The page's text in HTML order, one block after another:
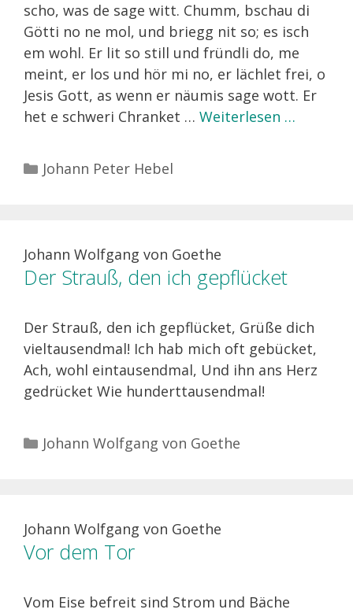
scho, was de sage witt. Chumm, bschau di
Götti no ne mol, und briegg nit so; es isch
em wohl. Er lit so still und fründli do, me
meint, er los und hör mi no, er lächlet frei, o
Jesis Gott, as wenn er näumis sage wott. Er
het e schweri Chranket … Weiterlesen …
Kategorien
Johann Peter Hebel
Johann Wolfgang von Goethe
Der Strauß, den ich gepflücket
Der Strauß, den ich gepflücket, Grüße dich
vieltausendmal! Ich hab mich oft gebücket,
Ach, wohl eintausendmal, Und ihn ans Herz
gedrücket Wie hunderttausendmal!
Kategorien
Johann Wolfgang von Goethe
Johann Wolfgang von Goethe
Vor dem Tor
Vom Eise befreit sind Strom und Bäche